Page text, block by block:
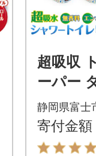
超吸収
ーパー
ル ふん
香料 シ
バー 日
静岡県富士
寄付金額